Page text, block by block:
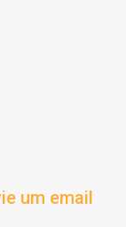
um email